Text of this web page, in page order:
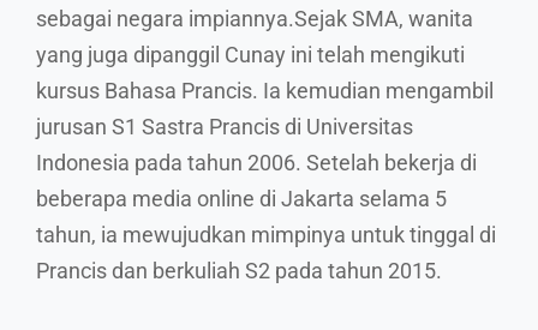
sebagai negara impiannya.Sejak SMA, wanita
yang juga dipanggil Cunay ini telah mengikuti
kursus Bahasa Prancis. Ia kemudian mengambil
jurusan S1 Sastra Prancis di Universitas
Indonesia pada tahun 2006. Setelah bekerja di
beberapa media online di Jakarta selama 5
tahun, ia mewujudkan mimpinya untuk tinggal di
Prancis dan berkuliah S2 pada tahun 2015.